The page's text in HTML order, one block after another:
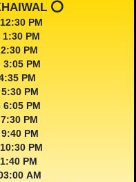
⭕️
12:30 PM
1:30 PM
PM
3:05 PM
PM
PM
6:05 PM
7:30 PM
9:40 PM
PM
PM
AM